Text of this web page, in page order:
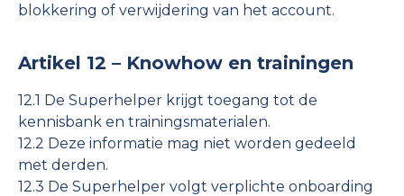
blokkering of verwijdering van het account.
Artikel 12 – Knowhow en trainingen
12.1 De Superhelper krijgt toegang tot de
kennisbank en trainingsmaterialen.
12.2 Deze informatie mag niet worden gedeeld
met derden.
12.3 De Superhelper volgt verplichte onboarding